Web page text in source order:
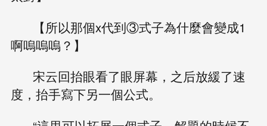
【所以那個x代到③式子為什麼會變成1
啊嗚嗚嗚？】
宋云回抬眼看了眼屏幕，之后放緩了速
度，抬手寫下另一個公式。